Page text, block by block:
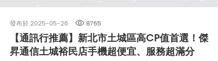
發布於 2025-05-26 8765
【通訊行推薦】新北市土城區高CP值首選！傑
昇通信土城裕民店手機超便宜、服務超滿分